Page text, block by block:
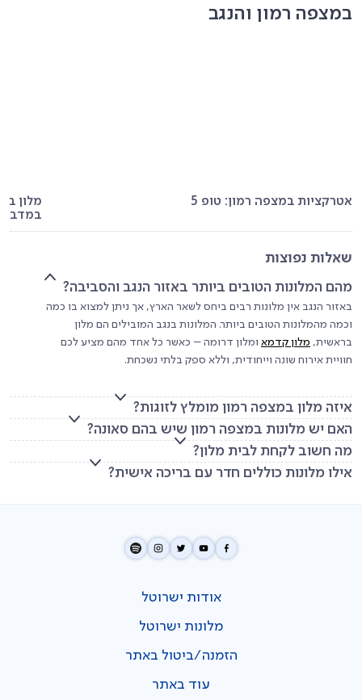
במצפה רמון והנגב
אטרקציות במצפה רמון: טופ 5
במדבר
שאלות נפוצות
מהם המלונות הטובים ביותר באזור הנגב והסביבה?
באזור הנגב אין מלונות רבים ביחס לשאר הארץ, אך ניתן למצוא בו כמה
וכמה מהמלונות הטובים ביותר. המלונות בנגב המובילים הם מלון
בראשית, מלון קדמא ומלון דרומה – כאשר כל אחד מהם מציע לכם
חוויית אירוח שונה וייחודית, וללא ספק בלתי נשכחת.
איזה מלון במצפה רמון מומלץ לזוגות?
האם יש מלונות במצפה רמון שיש בהם סאונה?
מה חשוב לקחת לבית מלון?
אילו מלונות כוללים חדר עם בריכה אישית?
אודות ישרוטל
מלונות ישרוטל
הזמנה/ביטול באתר
עוד באתר